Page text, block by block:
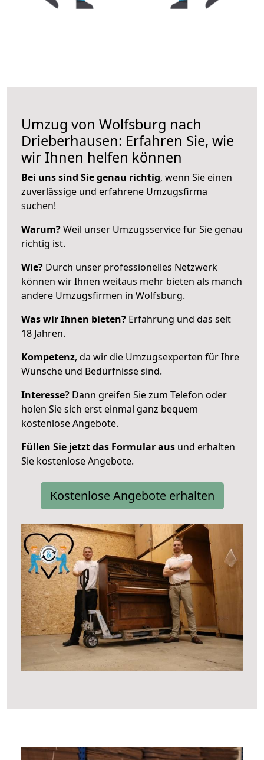
Umzug von Wolfsburg nach
Drieberhausen: Erfahren Sie, wie
wir Ihnen helfen können
Bei uns sind Sie genau richtig, wenn Sie einen
zuverlässige und erfahrene Umzugsfirma
suchen!
Warum?Weil unser Umzugsservice für Sie genau
richtig ist.
Wie? Durch unser professionelles Netzwerk
können wir Ihnen weitaus mehr bieten als manch
andere Umzugsfirmen in Wolfsburg.
Was wir Ihnen bieten? Erfahrung und das seit
18 Jahren.
Kompetenz, da wir die Umzugsexperten für Ihre
Wünsche und Bedürfnisse sind.
Interesse? Dann greifen Sie zum Telefon oder
holen Sie sich erst einmal ganz bequem
kostenlose Angebote.
Füllen Sie jetzt das Formular aus und erhalten
Sie kostenlose Angebote.
Kostenlose Angebote erhalten